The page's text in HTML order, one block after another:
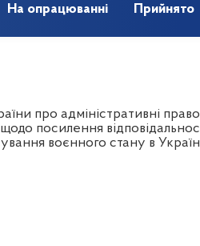
На опрацюванні Прийнято
про адміністративні
посилення
воєнного стану в